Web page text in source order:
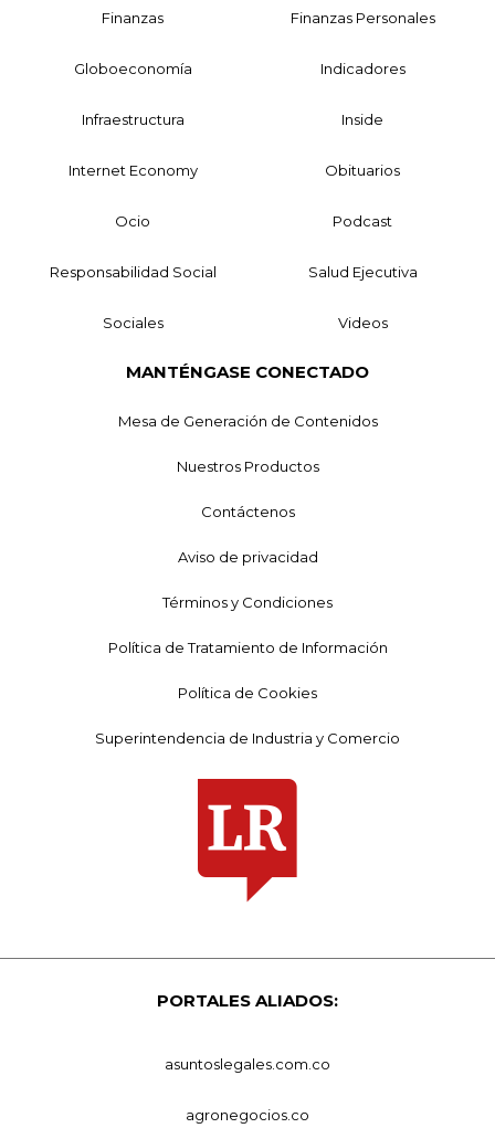
Finanzas Finanzas Personales
Globoeconomía Indicadores
Infraestructura Inside
Internet Economy Obituarios
Ocio Podcast
Responsabilidad Social Salud Ejecutiva
Sociales Videos
MANTÉNGASE CONECTADO
Mesa de Generación de Contenidos
Nuestros Productos
Contáctenos
Aviso de privacidad
Términos y Condiciones
Política de Tratamiento de Información
Política de Cookies
Superintendencia de Industria y Comercio
PORTALES ALIADOS:
asuntoslegales.com.co
agronegocios.co